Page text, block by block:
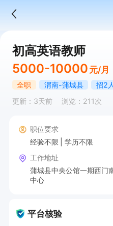
初高英语教师
5000-10000 元/月
全职 渭南-蒲城县
招2人
更新：3天前
浏览：211次
职位要求
经验不限
学历不限
工作地址
蒲城县中央公馆一期西门
中心
平台核验